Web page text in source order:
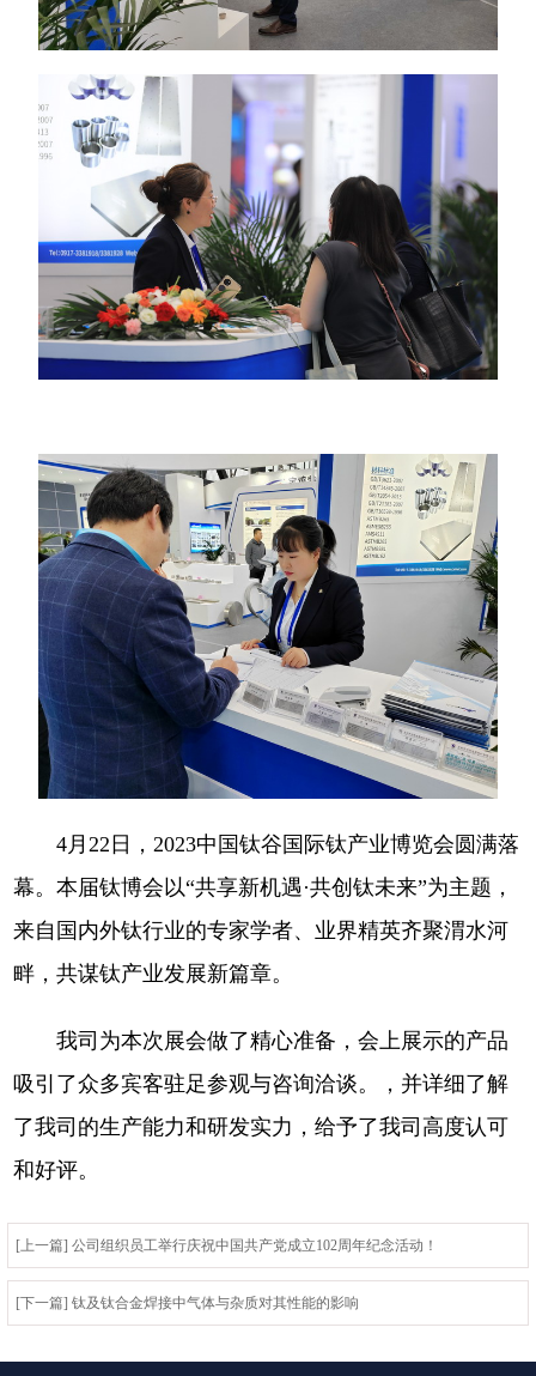
4月22日，2023中国钛谷国际钛产业博览会圆满落
幕。本届钛博会以“共享新机遇·共创钛未来”为主题，
来自国内外钛行业的专家学者、业界精英齐聚渭水河
畔，共谋钛产业发展新篇章。
我司为本次展会做了精心准备，会上展示的产品
吸引了众多宾客驻足参观与咨询洽谈。，并详细了解
了我司的生产能力和研发实力，给予了我司高度认可
和好评。
[上一篇] 公司组织员工举行庆祝中国共产党成立102周年纪念活动！
[下一篇] 钛及钛合金焊接中气体与杂质对其性能的影响